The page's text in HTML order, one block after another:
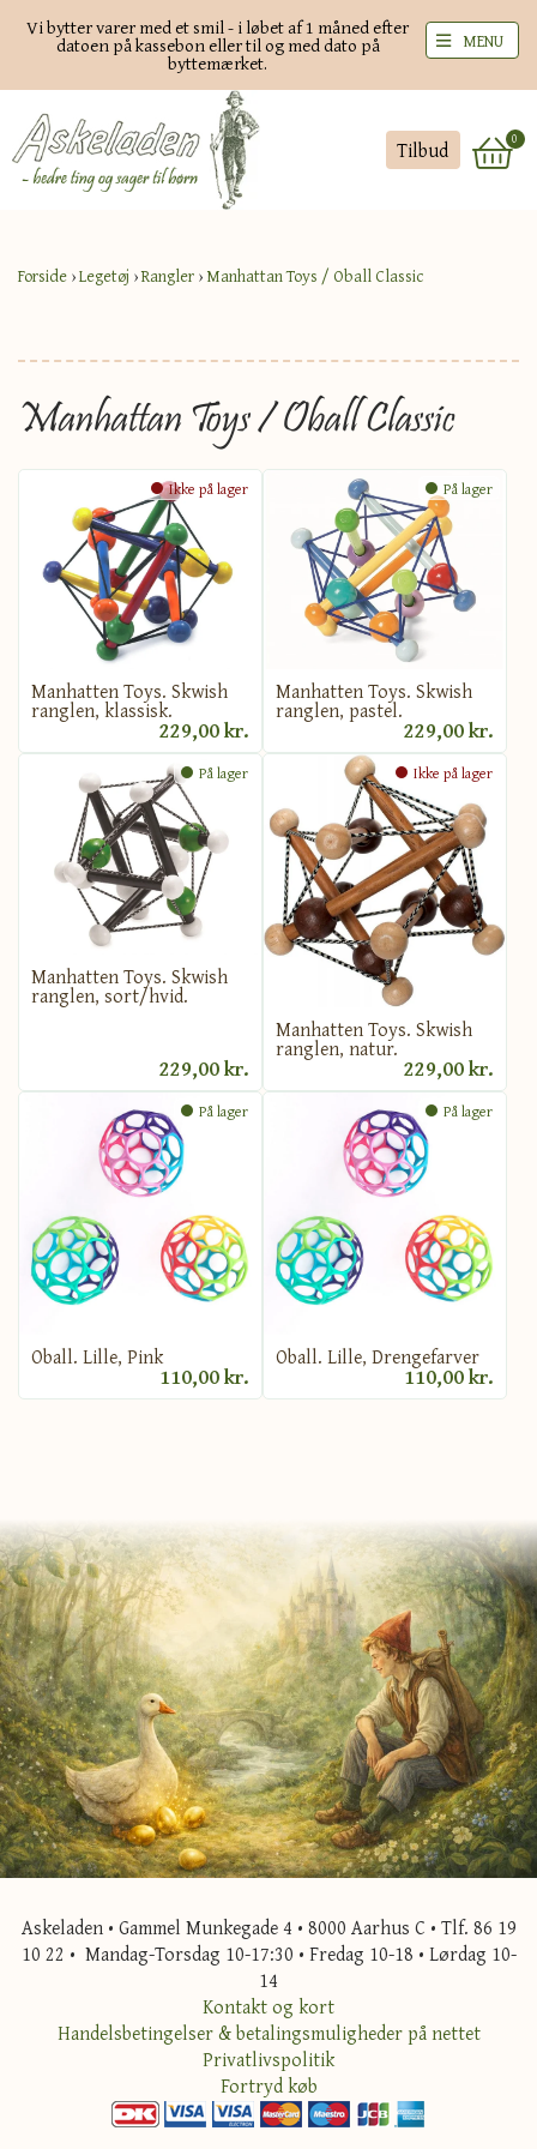
Vi bytter varer med et smil - i løbet af 1 måned efter
datoen på kassebon eller til og med dato på
byttemærket.
Tilbud 0
MENU
Forside ›Legetøj ›Rangler › Manhattan Toys / Oball Classic
Manhattan Toys / Oball Classic
Ikke på lager
Manhatten Toys. Skwish
ranglen, klassisk.
229,00 kr.
På lager
Manhatten Toys. Skwish
ranglen, pastel.
229,00 kr.
På lager
Manhatten Toys. Skwish
ranglen, sort/hvid.
229,00 kr.
Ikke på lager
Manhatten Toys. Skwish
ranglen, natur.
229,00 kr.
På lager
Oball. Lille, Pink
110,00 kr.
På lager
Oball. Lille, Drengefarver
110,00 kr.
Askeladen • Gammel Munkegade 4 • 8000 Aarhus C • Tlf. 86 19
10 22 • Mandag-Torsdag 10-17:30 • Fredag 10-18 • Lørdag 10-
14
Kontakt og kort
Handelsbetingelser & betalingsmuligheder på nettet
Privatlivspolitik
Fortryd køb